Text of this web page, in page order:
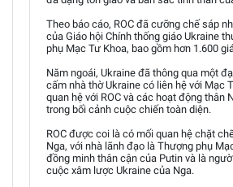
Theo báo cáo, ROC đã cưỡng chế sáp
của Giáo hội Chính thống giáo Ukraine
phụ Mạc Tư Khoa, bao gồm hơn 1.600
Năm ngoái, Ukraine đã thông qua một
cấm nhà thờ Ukraine có liên hệ với Mạc
quan hệ với ROC và các hoạt động thân
trong bối cảnh cuộc chiến toàn diện.
ROC được coi là có mối quan hệ chặt
Nga, với nhà lãnh đạo là Thượng phụ
đồng minh thân cận của Putin và là
cuộc xâm lược Ukraine của Nga.